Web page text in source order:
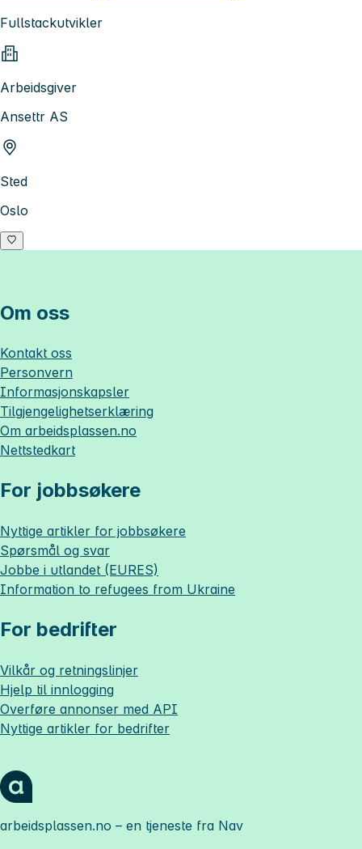
Fullstackutvikler
Arbeidsgiver
Ansettr AS
Sted
Oslo
Om oss
Kontakt oss
Personvern
Informasjonskapsler
Tilgjengelighetserklæring
Om arbeidsplassen.no
Nettstedkart
For jobbsøkere
Nyttige artikler for jobbsøkere
Spørsmål og svar
Jobbe i utlandet (EURES)
Information to refugees from Ukraine
For bedrifter
Vilkår og retningslinjer
Hjelp til innlogging
Overføre annonser med API
Nyttige artikler for bedrifter
arbeidsplassen.no – en tjeneste fra Nav